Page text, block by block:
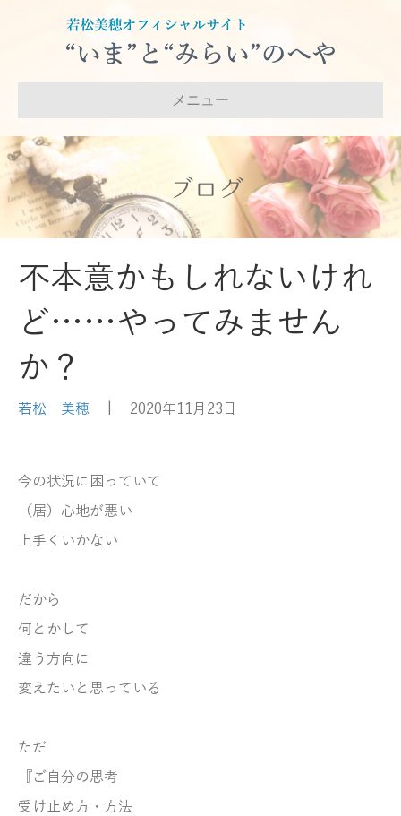
メニュー
ブログ
不本意かもしれないけれ
ど……やってみません
か？
若松 美穂 2020年11月23日
今の状況に困っていて
（居）心地が悪い
上手くいかない
だから
何とかして
違う方向に
変えたいと思っている
ただ
『ご自分の思考
受け止め方・方法